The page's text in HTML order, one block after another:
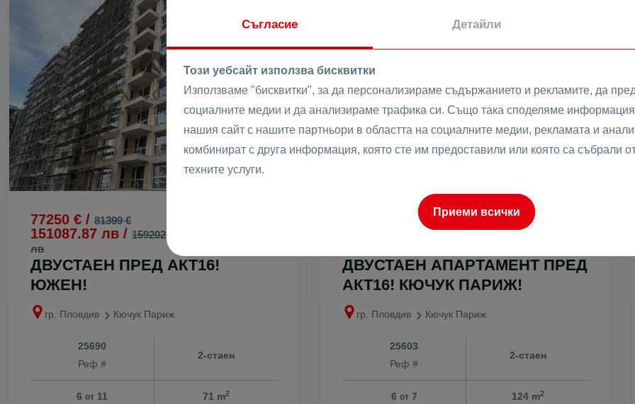
77250 € / 81399 €
151087.87 лв / 159202.61
лв
ДВУСТАЕН ПРЕД АКТ16!
ЮЖЕН!
гр. Пловдив Кючук Париж
25690
Реф #
2-стаен
6 от 11 71 m2
172499 €
299240.03 лв /
1234 €
2413.49 лв
ДВУСТАЕН АПАРТАМЕНТ ПРЕД
АКТ16! КЮЧУК ПАРИЖ!
гр. Пловдив Кючук Париж
25603
Реф #
2-стаен
6 от7 124 m2
Съгласие Детайли
Този уебсайт използва бисквитки
Използваме "бисквитки", за да персонализираме съдържанието и рекламите, да
социалните медии и да анализираме трафика си. Също така споделяме информация
нашия сайт с нашите партньори в областта на социалните медии, рекламата и
комбинират с друга информация, която сте им предоставили или която са събрали
техните услуги.
Приеми всички